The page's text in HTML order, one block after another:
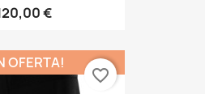
€
OFERTA!
favorite_border